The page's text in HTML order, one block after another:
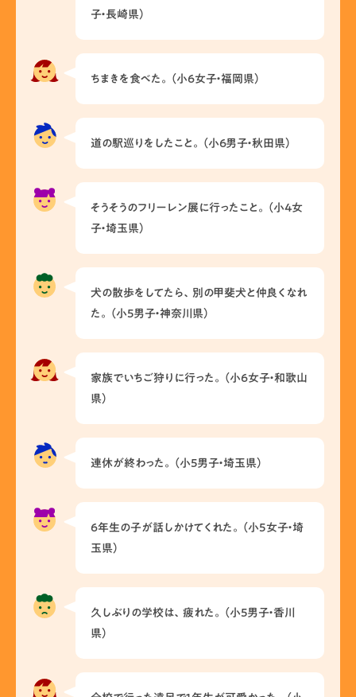
子・長崎県）
ちまきを食べた。（小6女子・福岡県）
道の駅巡りをしたこと。（小6男子・秋田県）
そうそうのフリーレン展に行ったこと。（小4女
子・埼玉県）
犬の散歩をしてたら、別の甲斐犬と仲良くなれ
た。（小5男子・神奈川県）
家族でいちご狩りに行った。（小6女子・和歌山
県）
連休が終わった。（小5男子・埼玉県）
6年生の子が話しかけてくれた。（小5女子・埼
玉県）
久しぶりの学校は、疲れた。（小5男子・香川
県）